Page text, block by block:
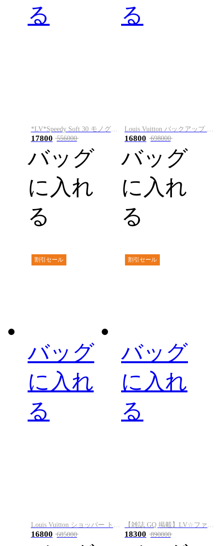
る
*LV*Speedy Soft 30 モノグラム ハンドバッグ M15102 チェーン
17800 556000
バッグ
に入れ
る
る
16800 698000
バッグ
に入れ
る
割引セール
バッグ
に入れ
る
16800 685000
割引セール
バッグ
に入れ
る
18300 890000